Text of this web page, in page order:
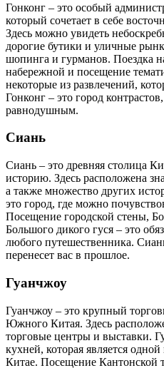
Гонконг – это особый
который сочетает в себе
Здесь можно увидеть
дорогие бутики и уличные
шопинга и гурманов. Поездка
набережной и посещение
некоторые из развлечений,
Гонконг – это город
равнодушным.
Сиань
Сиань – это древняя столица
историю. Здесь расположена
а также множество других
это город, где можно
Посещение городской стены,
Большого дикого гуся – это
любого путешественника.
перенесет вас в прошлое.
Гуанчжоу
Гуанчжоу – это крупный
Южного Китая. Здесь
торговые центры и выставки.
кухней, которая является
Китае. Посещение Кантонской